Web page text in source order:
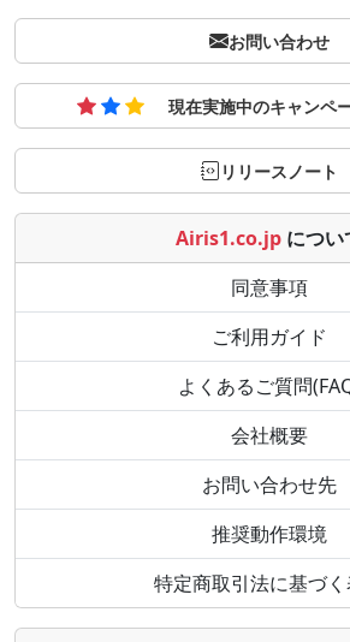
お問い合わせ
現在実施中のキャンペ
リリースノート
Airis1.co.jp につい
同意事項
ご利用ガイド
よくあるご質問
会社概要
お問い合わせ先
推奨動作環境
特定商取引法に基づ